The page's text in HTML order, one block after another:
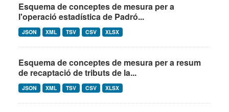
Esquema de conceptes de mesura per a
l'operació estadística de Padró...
JSON XML TSV CSV XLSX
Esquema de conceptes de mesura per a resum
de recaptació de tributs de la...
JSON XML TSV CSV XLSX